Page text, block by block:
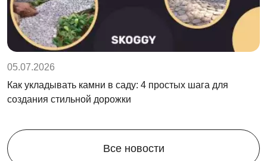
05.07.2026
Как укладывать камни в саду: 4 простых шага для
создания стильной дорожки
Все новости